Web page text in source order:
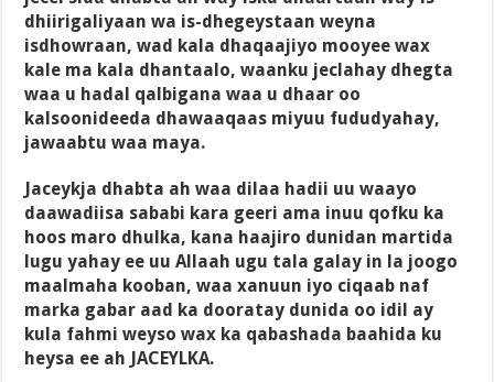
dhiirigaliyaan wa is-dhegeystaan weyna
isdhowraan, wad kala dhaqaajiyo mooyee wax
kale ma kala dhantaalo, waanku jeclahay dhegta
waa u hadal qalbigana waa u dhaar oo
kalsoonideeda dhawaaqaas miyuu fududyahay,
jawaabtu waa maya.
Jaceykja dhabta ah waa dilaa hadii uu waayo
daawadiisa sababi kara geeri ama inuu qofku ka
hoos maro dhulka, kana haajiro dunidan martida
lugu yahay ee uu Allaah ugu tala galay in la joogo
maalmaha kooban, waa xanuun iyo ciqaab naf
marka gabar aad ka dooratay dunida oo idil ay
kula fahmi weyso wax ka qabashada baahida ku
heysa ee ah JACEYLKA.